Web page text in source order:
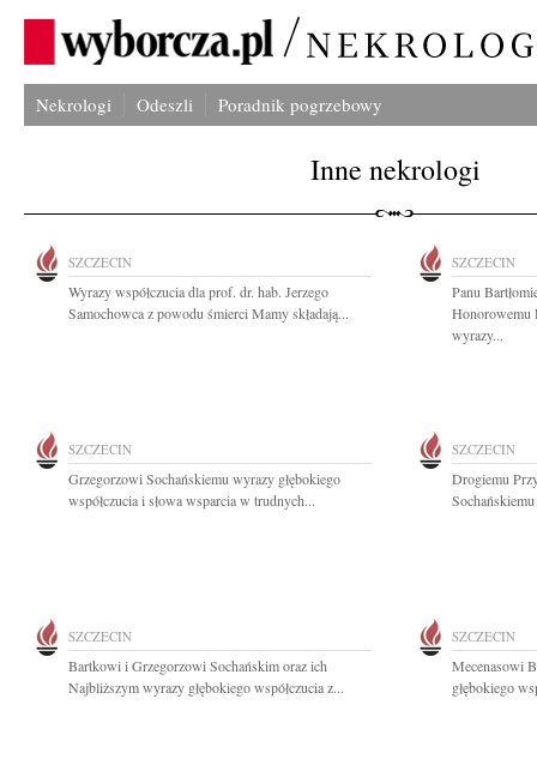
Nekrologi Odeszli Poradnik pogrzebowy
Inne nekrologi
SZCZECIN
Wyrazy współczucia dla prof. dr. hab. Jerzego
Samochowca z powodu śmierci Mamy składają...
SZCZECIN
Panu
Honorowemu
wyrazy...
SZCZECIN
Grzegorzowi Sochańskiemu wyrazy głębokiego
współczucia i słowa wsparcia w trudnych...
SZCZECIN
Drogiemu
SZCZECIN
Bartkowi i Grzegorzowi Sochańskim oraz ich
Najbliższym wyrazy głębokiego współczucia z...
SZCZECIN
Mecenasowi
głębokiego